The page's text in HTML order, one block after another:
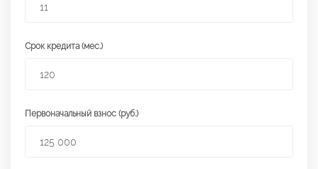
Срок кредита (мес.)
Первоначальный взнос (руб.)